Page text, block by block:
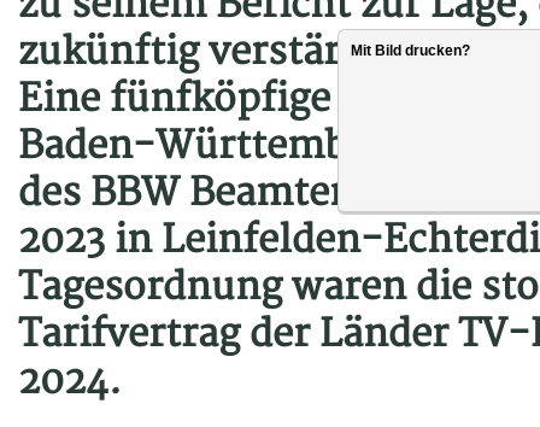
zukünftig verstärkt
Eine fünfköpfige
Baden-Württemberg bei
des BBW Beamtenbund
2023 in Leinfelden-
Tagesordnung waren die
Tarifvertrag der Länder
2024.
Mit Bild drucken?